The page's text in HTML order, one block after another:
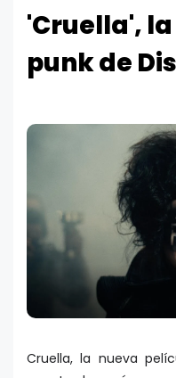
'Cruella',
punk de
Cruella, la nueva